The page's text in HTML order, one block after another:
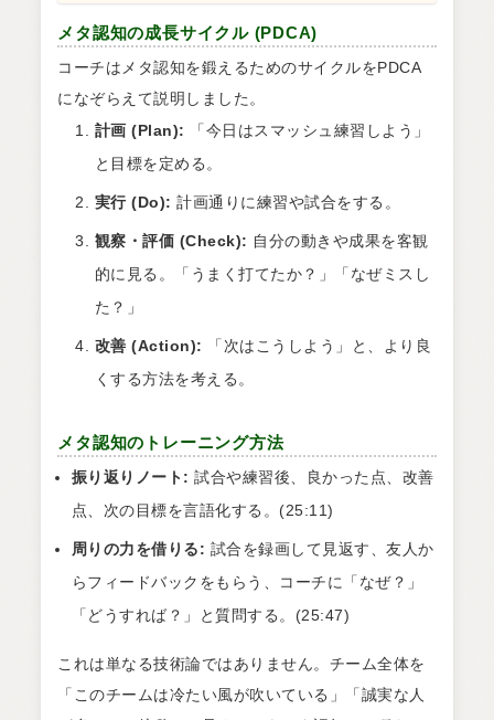
メタ認知の成長サイクル (PDCA)
コーチはメタ認知を鍛えるためのサイクルをPDCA
になぞらえて説明しました。
計画 (Plan):
「今日はスマッシュ練習しよう」
と目標を定める。
実行 (Do): 計画通りに練習や試合をする。
観察・評価 (Check): 自分の動きや成果を客観
的に見る。「うまく打てたか？」「なぜミスし
た？」
改善 (Action):
「次はこうしよう」と、より良
くする方法を考える。
メタ認知のトレーニング方法
振り返りノート: 試合や練習後、良かった点、改善
点、次の目標を言語化する。(25:11)
周りの力を借りる: 試合を録画して見返す、友人か
らフィードバックをもらう、コーチに「なぜ？」
「どうすれば？」と質問する。(25:47)
これは単なる技術論ではありません。チーム全体を
「このチームは冷たい風が吹いている」「誠実な人